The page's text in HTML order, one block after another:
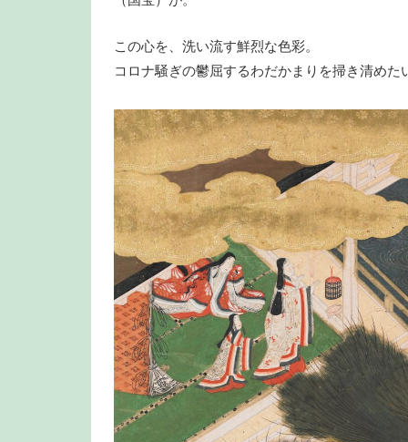
この心を、洗い流す鮮烈な色彩。
コロナ騒ぎの鬱屈するわだかまりを掃き清めた